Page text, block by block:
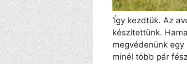
‘Így kezdtük. Az
készítettünk.
megvédenünk
minél több pár